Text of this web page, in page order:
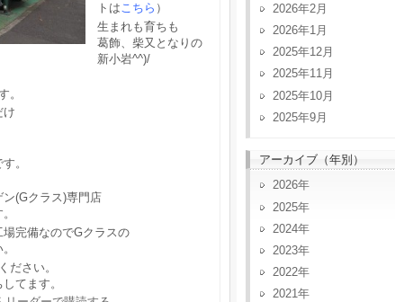
トはこちら ）
生まれも育ちも
葛飾、柴又となりの
新小岩^^)/
。
け
。
(Gクラス)専門店
完備なのでGクラスの
ださい。
てます。
2026年2月
2026年1月
2025年12月
2025年11月
2025年10月
2025年9月
アーカイブ（年別）
2026
2025
2024
2023
2022
2021